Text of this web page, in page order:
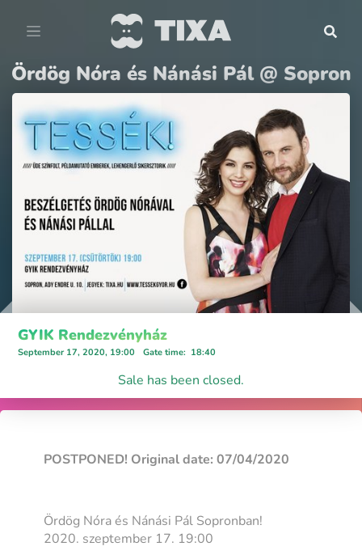
Ördög Nóra és Nánási Pál @ Sopron
GYIK Rendezvényház
September 17, 2020, 19:00 Gate time: 18:40
Sale has been closed.
POSTPONED! Original date: 07/04/2020
Ördög Nóra és Nánási Pál Sopronban!
2020. szeptember 17. 19:00